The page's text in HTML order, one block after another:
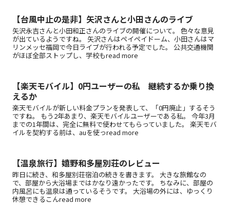
【台風中止の是非】矢沢さんと小田さんのライブ
矢沢永吉さんと小田和正さんのライブの開催について。 色々な意見
が出ているようですね。 矢沢さんはペイペイドーム、小田さんはマ
リンメッセ福岡で今日ライブが行われる予定でした。 公共交通機関
がほぼ全部ストップし、学校もread more
【楽天モバイル】0円ユーザーの私 継続するか乗り換
えるか
楽天モバイルが新しい料金プランを発表して、「0円廃止」するそう
ですね。 もう2年あまり、楽天モバイルユーザーである私。 今年3月
までの1年間は、完全に無料で使わせてもらっていました。 楽天モバ
イルを契約する前は、auを使っread more
【温泉旅行】嬉野和多屋別荘のレビュー
昨日に続き、和多屋別荘宿泊の続きを書きます。 大きな旅館なの
で、部屋から大浴場まではかなり遠かったです。 ちなみに、部屋の
内風呂にも温泉は通っているそうです。 大浴場の外には、ゆっくり
休憩できるこんread more